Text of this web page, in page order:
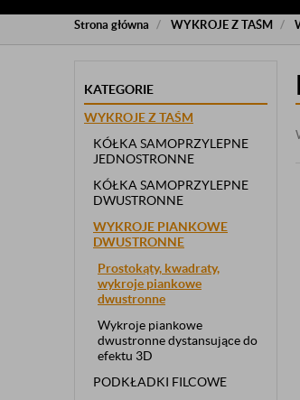
Strona główna WYKROJE Z TAŚM
KATEGORIE
WYKROJE Z TAŚM
KÓŁKA SAMOPRZYLEPNE
JEDNOSTRONNE
KÓŁKA SAMOPRZYLEPNE
DWUSTRONNE
WYKROJE PIANKOWE
DWUSTRONNE
Prostokąty, kwadraty,
wykroje piankowe
dwustronne
Wykroje piankowe
dwustronne dystansujące do
efektu 3D
PODKŁADKI FILCOWE